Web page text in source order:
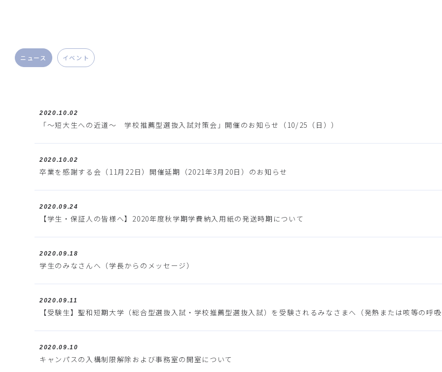
ニュース イベント
2020.10.02
「～短大生への近道～ 学校推薦型選抜入試対策会」開催のお知らせ（10/25（日））
2020.10.02
卒業を感謝する会（11月22日）開催延期（2021年3月20日）のお知らせ
2020.09.24
【学生・保証人の皆様へ】2020年度秋学期学費納入用紙の発送時期について
2020.09.18
学生のみなさんへ（学長からのメッセージ）
2020.09.11
【受験生】聖和短期大学（総合型選抜入試・学校推薦型選抜入試）を受験されるみなさまへ（発熱または咳等の呼吸
2020.09.10
キャンパスの入構制限解除および事務室の開室について